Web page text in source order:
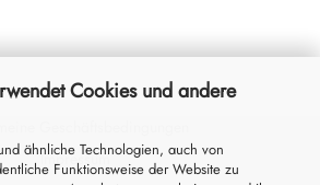
Cookies und andere
ähnliche Technologien, auch von
Funktionsweise der Website zu
Impressum